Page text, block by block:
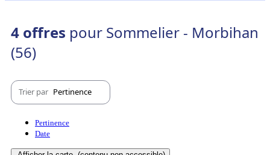
4 offres pour Sommelier - Morbihan
(56)
Trier par Pertinence
Pertinence
Date